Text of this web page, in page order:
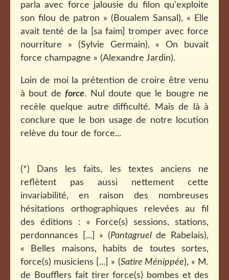
parla avec force jalousie du filon qu'exploite
son filou de patron » (Boualem Sansal), « E lle
avait tenté de la [sa faim] tromper avec force
nourriture » (Sylvie Germain), « On buvait
force champagne » (Alexandre Jardin).
Loin de moi la prétention de croire être venu
à bout deforce. Nul doute que le bougre ne
recèle quelque autre difficulté. Mais de là à
conclure que le bon usage de notre locution
relève du tour de force...
(*) Dans les faits, les textes anciens ne
reflètent pas aussi nettement cette
invariabilité, en raison des nombreuses
hésitations orthographiques relevées au fil
des éditions : « Force(s) sessions, stations,
perdonnances [...] » (Pantagruelde Rabelais),
« Belles maisons, habits de toutes sortes,
force(s) musiciens [...] » (Satire Ménippée), « M.
de Boufflers fait tirer force(s) bombes et des